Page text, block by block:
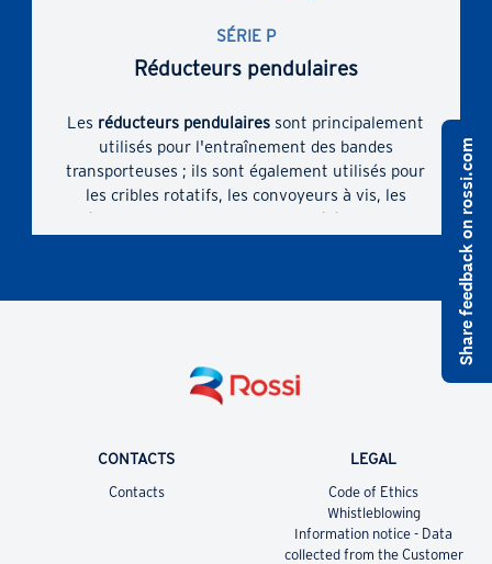
SÉRIE P
Réducteurs pendulaires
Les réducteurs pendulaires sont principalement
utilisés pour l'entraînement des bandes
transporteuses ; ils sont également utilisés pour
les cribles rotatifs, les convoyeurs à vis, les
mélangeurs, les concasseurs, les élévateurs et,
CONTACTS
Contacts
LEGAL
Code of Ethics
Whistleblowing
Information notice - Data
collected from the Customer
Share feedback on rossi.com